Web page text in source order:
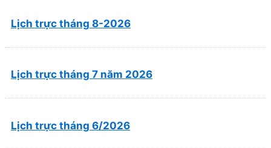
Lịch trực tháng 8-2026
Lịch trực tháng 7 năm 2026
Lịch trực tháng 6/2026